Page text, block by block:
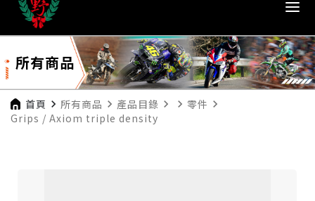
所有商品
首頁 navigate_next 所有商品 navigate_next 產品目錄 navigate_next navigate_next 零件 navigate_next
Grips / Axiom triple density